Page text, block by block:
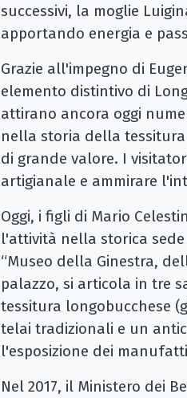
successivi, la moglie
apportando energia e
Grazie all'impegno di
elemento distintivo di
attirano ancora oggi
nella storia della
di grande valore. I
artigianale e ammirare
Oggi, i figli di Mario
l'attività nella storica sede
“Museo della Ginestra,
palazzo, si articola in tre
tessitura longobucchese
telai tradizionali e un
l'esposizione dei
Nel 2017, il Ministero dei